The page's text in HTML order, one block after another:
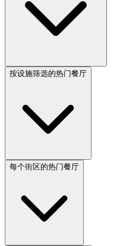
按设施筛选的热门餐厅
每个街区的热门餐厅